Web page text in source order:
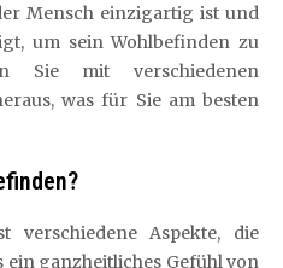
Mensch einzigartig ist und
um sein Wohlbefinden zu
Sie mit verschiedenen
was für Sie am besten
verschiedene Aspekte, die
ganzheitliches Gefühl von